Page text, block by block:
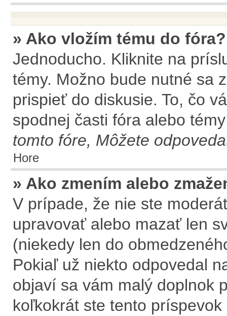
» Ako vložím tému do fóra?
Jednoducho. Kliknite na
témy. Možno bude nutné sa
prispieť do diskusie. To, čo
spodnej časti fóra alebo
tomto fóre, Môžete
Hore
» Ako zmením alebo
V prípade, že nie ste
upravovať alebo mazať len
(niekedy len do
Pokiaľ už niekto odpovedal
objaví sa vám malý doplnok
koľkokrát ste tento